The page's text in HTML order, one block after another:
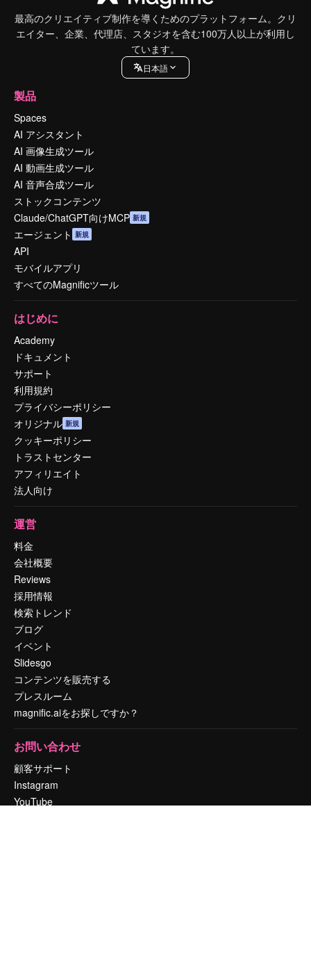
最高のクリエイティブ制作を導くためのプラットフォーム。クリ
エイター、企業、代理店、スタジオを含む100万人以上が利用し
ています。
日本語
製品
Spaces
AI アシスタント
AI 画像生成ツール
AI 動画生成ツール
AI 音声合成ツール
ストックコンテンツ
Claude/ChatGPT向けMCP 新規
エージェント 新規
API
モバイルアプリ
すべてのMagnificツール
はじめに
Academy
ドキュメント
サポート
利用規約
プライバシーポリシー
オリジナル 新規
クッキーポリシー
トラストセンター
アフィリエイト
法人向け
運営
料金
会社概要
Reviews
採用情報
検索トレンド
ブログ
イベント
Slidesgo
コンテンツを販売する
プレスルーム
magnific.aiをお探しですか？
お問い合わせ
顧客サポート
Instagram
YouTube